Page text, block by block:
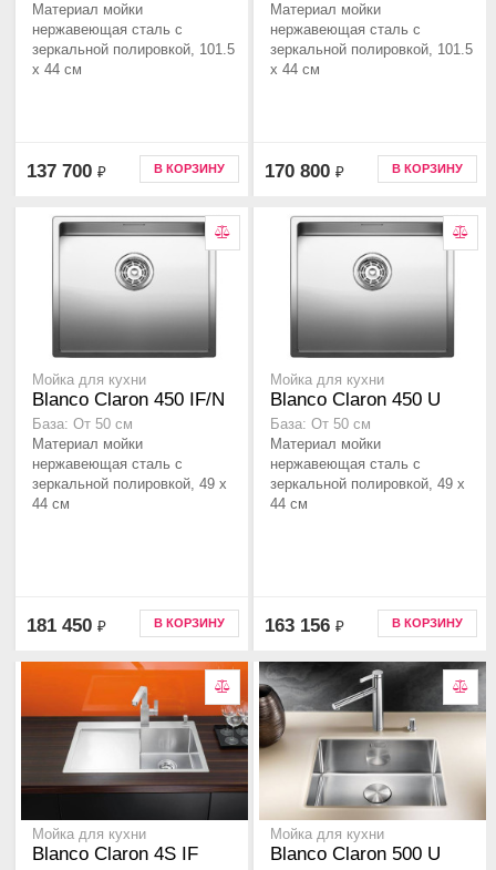
Материал мойки
нержавеющая сталь с
зеркальной полировкой, 101.5
x 44 см
137 700 ₽ В КОРЗИНУ
Материал мойки
нержавеющая сталь с
зеркальной полировкой, 101.5
x 44 см
170 800 ₽ В КОРЗИНУ
Мойка для кухни
Blanco Claron 450 IF/N
База: От 50 см
Материал мойки
нержавеющая сталь с
зеркальной полировкой, 49 x
44 см
181 450 ₽ В КОРЗИНУ
Мойка для кухни
Blanco Claron 450 U
База: От 50 см
Материал мойки
нержавеющая сталь с
зеркальной полировкой, 49 x
44 см
163 156 ₽ В КОРЗИНУ
Мойка для кухни
Blanco Claron 4S IF
Мойка для кухни
Blanco Claron 500 U